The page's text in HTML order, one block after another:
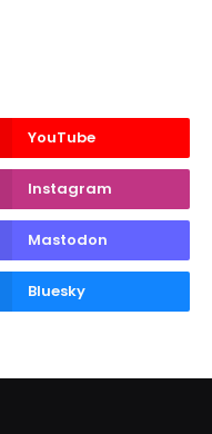
YouTube
Instagram
Mastodon
Bluesky